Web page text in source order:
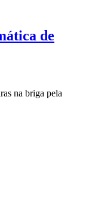
de
na briga pela